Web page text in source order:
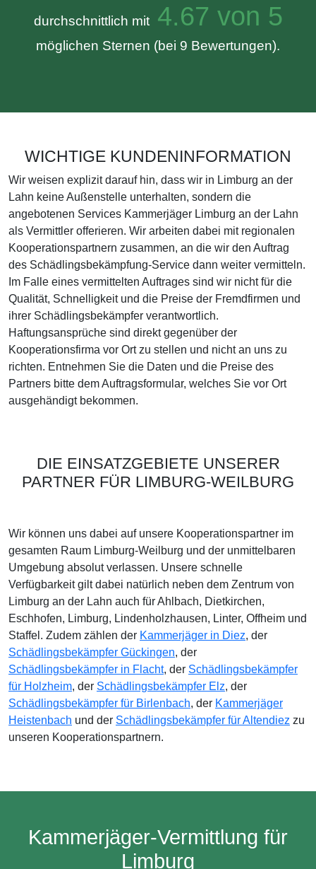
durchschnittlich mit4.67 von 5
möglichen Sternen (bei 9 Bewertungen).
WICHTIGE KUNDENINFORMATION
Wir weisen explizit darauf hin, dass wir in Limburg an der
Lahn keine Außenstelle unterhalten, sondern die
angebotenen Services Kammerjäger Limburg an der Lahn
als Vermittler offerieren. Wir arbeiten dabei mit regionalen
Kooperationspartnern zusammen, an die wir den Auftrag
des Schädlingsbekämpfung-Service dann weiter vermitteln.
Im Falle eines vermittelten Auftrages sind wir nicht für die
Qualität, Schnelligkeit und die Preise der Fremdfirmen und
ihrer Schädlingsbekämpfer verantwortlich.
Haftungsansprüche sind direkt gegenüber der
Kooperationsfirma vor Ort zu stellen und nicht an uns zu
richten. Entnehmen Sie die Daten und die Preise des
Partners bitte dem Auftragsformular, welches Sie vor Ort
ausgehändigt bekommen.
DIE EINSATZGEBIETE UNSERER
PARTNER FÜR LIMBURG-WEILBURG
Wir können uns dabei auf unsere Kooperationspartner im
gesamten Raum Limburg-Weilburg und der unmittelbaren
Umgebung absolut verlassen. Unsere schnelle
Verfügbarkeit gilt dabei natürlich neben dem Zentrum von
Limburg an der Lahn auch für Ahlbach, Dietkirchen,
Eschhofen, Limburg, Lindenholzhausen, Linter, Offheim und
Staffel. Zudem zählen der Kammerjäger in Diez, der
Schädlingsbekämpfer Gückingen, der
Schädlingsbekämpfer in Flacht, der Schädlingsbekämpfer
für Holzheim, der Schädlingsbekämpfer Elz, der
Schädlingsbekämpfer für Birlenbach, der Kammerjäger
Heistenbach und der Schädlingsbekämpfer für Altendiez zu
unseren Kooperationspartnern.
Kammerjäger-Vermittlung für
Limburg